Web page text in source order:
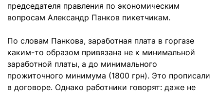
председателя правления по экономическим
вопросам Александр Панков пикетчикам.
По словам Панкова, заработная плата в горгазе
каким-то образом привязана не к минимальной
заработной платы, а до минимального
прожиточного минимума (1800 грн). Это прописали
в договоре. Однако работники говорят: даже не